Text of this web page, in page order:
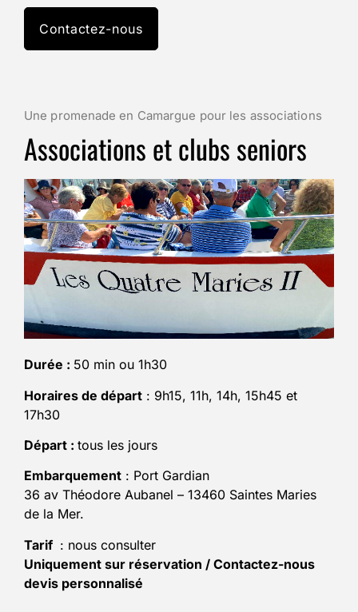
Contactez-nous
Une promenade en Camargue pour les associations
Associations et clubs seniors
Durée : 50 min ou 1h30
Horaires de départ : 9h15, 11h, 14h, 15h45 et
17h30
Départ : tous les jours
Embarquement : Port Gardian
36 av Théodore Aubanel – 13460 Saintes Maries
de la Mer.
Tarif : nous consulter
Uniquement sur réservation / Contactez-nous
devis personnalisé